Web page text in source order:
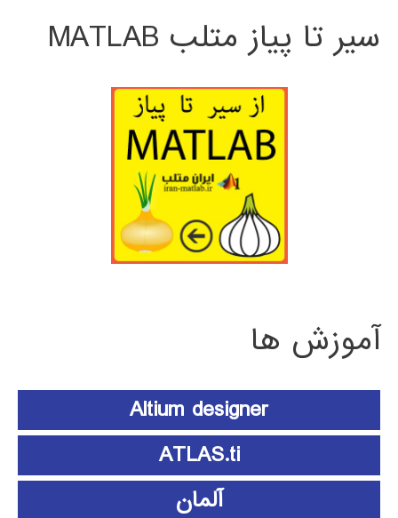
سیر تا پیاز متلب MATLAB
آموزش ها
Altium designer
ATLAS.ti
آلمان